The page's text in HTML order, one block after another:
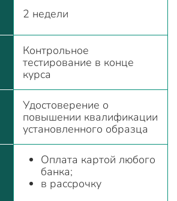
2 недели
Контрольное
тестирование в конце
курса
Удостоверение о
повышении квалификации
установленного образца
Оплата картой любого
банка;
в рассрочку